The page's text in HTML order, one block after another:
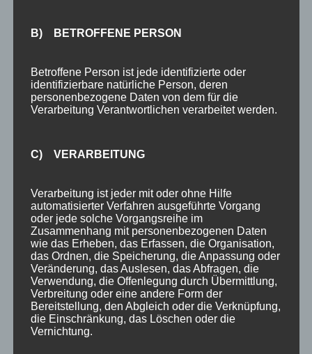
können Sie sowohl im Sommer als auch im
Region Oberstdorf – Kleinwalsertal mit Blick auf
das Nebelhorn aus der Vogelperspektive
genießen. Oder sind Sie mit der ganzen Familie
tolle Schlittenfahrt durch das
bieten? Auch hier haben wir zahlreiche Tipps
für Sie in petto. Für weitere Informationen
können Sie uns gerne jederzeit ansprechen.
Sie haben bereits einige Aktivitäten für Ihren
Sommer- oder Winterurlaub in den Bergen ins
Auge gefasst? Dann steht Ihrer Übernachtung
am Nebelhorn ja nichts mehr im Wege. Jetzt
müssen Sie nur noch Ihr
B) BETROFFENE PERSON
Betroffene Person ist jede identifizierte oder
identifizierbare natürliche Person, deren
personenbezogene Daten von dem für die
Verarbeitung Verantwortlichen verarbeitet werden.
C) VERARBEITUNG
Verarbeitung ist jeder mit oder ohne Hilfe
automatisierter Verfahren ausgeführte Vorgang
oder jede solche Vorgangsreihe im
Zusammenhang mit personenbezogenen Daten
wie das Erheben, das Erfassen, die Organisation,
das Ordnen, die Speicherung, die Anpassung oder
Veränderung, das Auslesen, das Abfragen, die
Verwendung, die Offenlegung durch Übermittlung,
Verbreitung oder eine andere Form der
Bereitstellung, den Abgleich oder die Verknüpfung,
die Einschränkung, das Löschen oder die
Vernichtung.